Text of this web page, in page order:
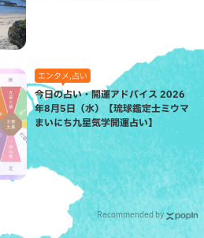
エンタメ,占い
今日の占い・開運アドバイス 2026
年8月5日（水）【琉球鑑定士ミウマ
まいにち九星気学開運占い】
Recommended by